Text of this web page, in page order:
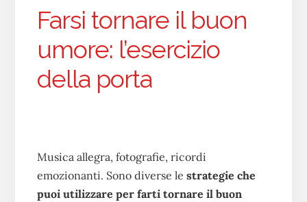
Farsi tornare il buon
umore: l’esercizio
della porta
Musica allegra, fotografie, ricordi
emozionanti. Sono diverse le strategie che
puoi utilizzare per farti tornare il buon